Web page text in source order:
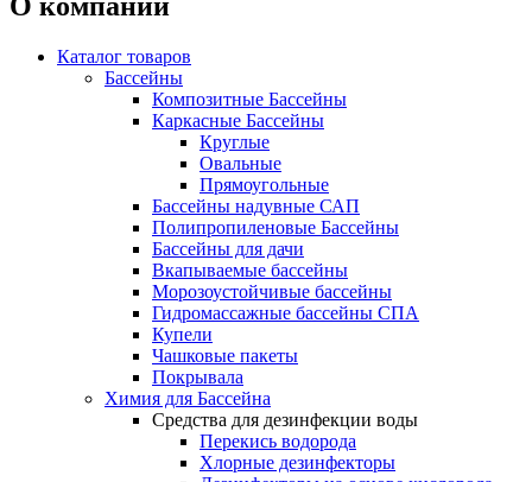
Каталог товаров
Бассейны
Композитные Бассейны
Каркасные Бассейны
Круглые
Овальные
Прямоугольные
Бассейны надувные САП
Полипропиленовые Бассейны
Бассейны для дачи
Вкапываемые бассейны
Морозоустойчивые бассейны
Гидромассажные бассейны СПА
Купели
Чашковые пакеты
Покрывала
Химия для Бассейна
Средства для дезинфекции воды
Перекись водорода
Хлорные дезинфекторы